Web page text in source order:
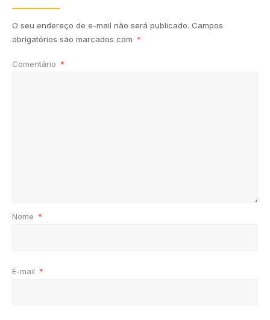
O seu endereço de e-mail não será publicado. Campos
obrigatórios são marcados com *
Comentário *
Nome *
E-mail *